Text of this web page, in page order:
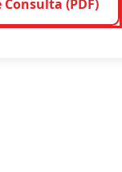
Consulta (PDF)